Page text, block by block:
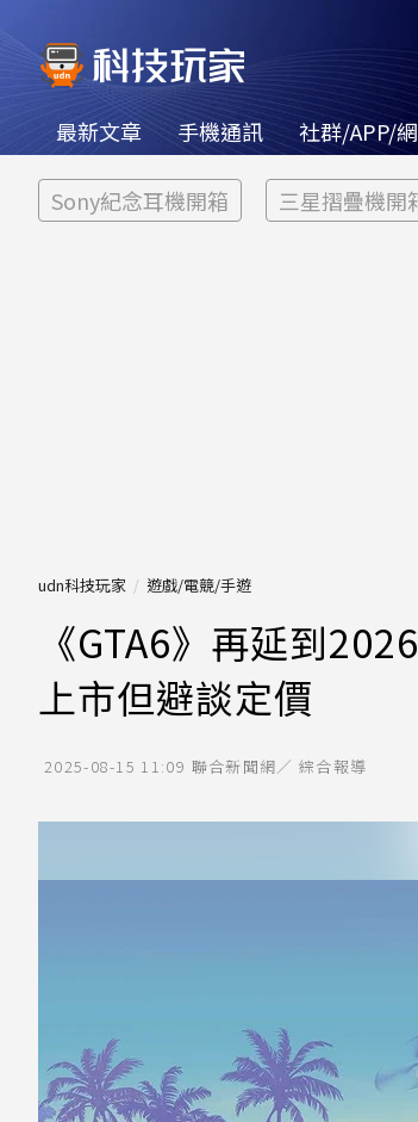
最新文章 手機通訊 社群/APP/
Sony紀念耳機開箱 三星摺疊機開
udn科技玩家 遊戲/電競/手遊
《GTA6》再延到
上市但避談定價
2025-08-15 11:09 聯合新聞網／ 綜合報導